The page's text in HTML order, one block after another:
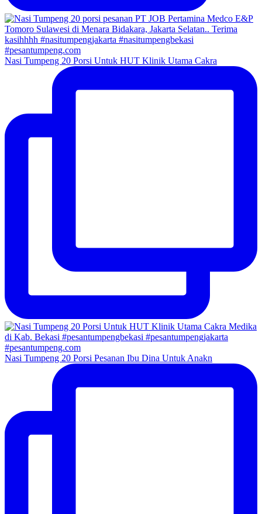
Nasi Tumpeng 20 Porsi Untuk HUT Klinik Utama Cakra
Nasi Tumpeng 20 Porsi Pesanan Ibu Dina Untuk Anakn